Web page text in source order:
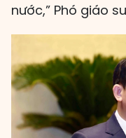
nước,” Phó giáo